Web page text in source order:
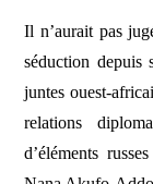
Il n’aurait pas
séduction depuis
juntes ouest-
relations
d’éléments